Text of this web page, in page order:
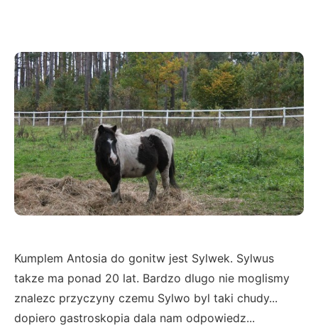
Kumplem Antosia do gonitw jest Sylwek. Sylwus
takze ma ponad 20 lat. Bardzo dlugo nie moglismy
znalezc przyczyny czemu Sylwo byl taki chudy...
dopiero gastroskopia dala nam odpowiedz...